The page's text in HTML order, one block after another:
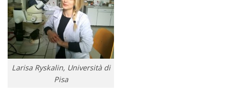
Larisa Ryskalin, Università di
Pisa